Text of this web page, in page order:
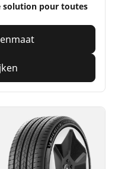
solution pour toutes